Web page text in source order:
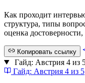
Как проходит
структура, типы
оценка
Копировать ссылку
Гайд: Австрия 4 из
Гайд: Австрия 4 из 5